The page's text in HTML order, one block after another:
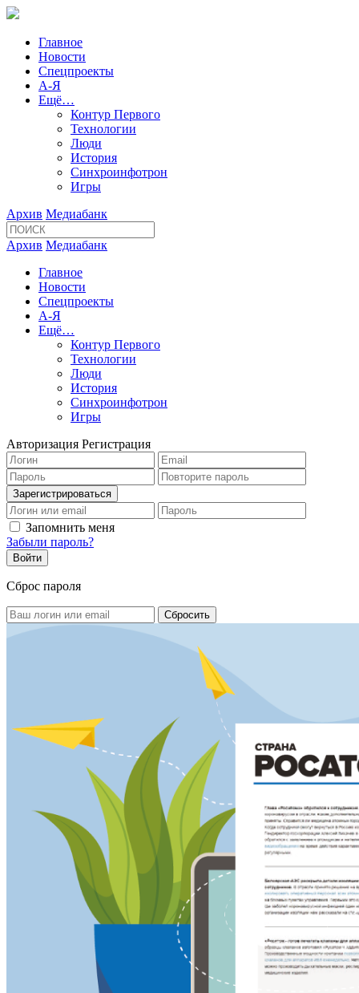
Главное
Новости
Спецпроекты
А-Я
Ещё…
Контур Первого
Технологии
Люди
История
Синхроинфотрон
Игры
Архив Медиабанк
Архив Медиабанк
Главное
Новости
Спецпроекты
А-Я
Ещё…
Контур Первого
Технологии
Люди
История
Синхроинфотрон
Игры
Авторизация Регистрация
Запомнить меня
Забыли пароль?
Сброс пароля